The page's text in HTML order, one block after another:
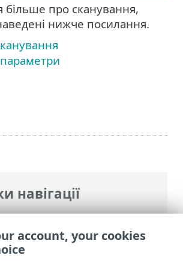
навігації
довідка ESET>ESET
>Робота з ESET Mobile
більше про сканування,
нижче посилання.
account, your cookies